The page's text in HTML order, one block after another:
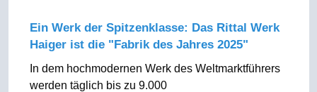
Ein Werk der Spitzenklasse: Das Rittal Werk
Haiger ist die "Fabrik des Jahres 2025"
In dem hochmodernen Werk des Weltmarktführers
werden täglich bis zu 9.000